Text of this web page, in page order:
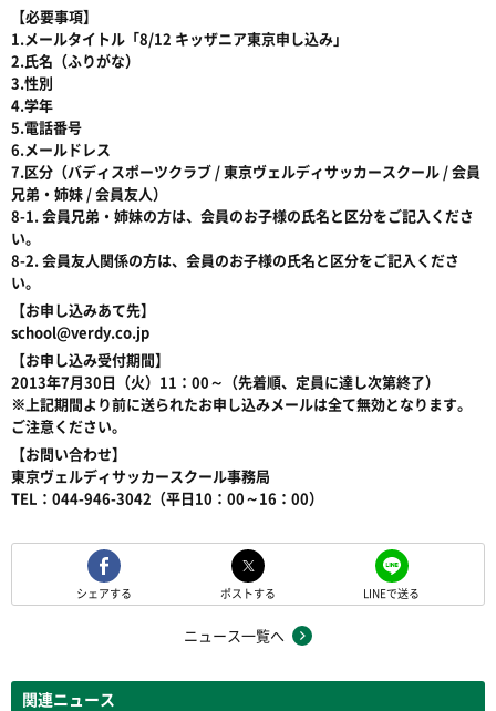
【必要事項】
1.メールタイトル「8/12 キッザニア東京申し込み」
2.氏名（ふりがな）
3.性別
4.学年
5.電話番号
6.メールドレス
7.区分（バディスポーツクラブ / 東京ヴェルディサッカースクール / 会員
兄弟・姉妹 / 会員友人）
8-1. 会員兄弟・姉妹の方は、会員のお子様の氏名と区分をご記入くださ
い。
8-2. 会員友人関係の方は、会員のお子様の氏名と区分をご記入くださ
い。
【お申し込みあて先】
school@verdy.co.jp
【お申し込み受付期間】
2013年7月30日（火）11：00～（先着順、定員に達し次第終了）
※上記期間より前に送られたお申し込みメールは全て無効となります。
ご注意ください。
【お問い合わせ】
東京ヴェルディサッカースクール事務局
TEL：044-946-3042（平日10：00～16：00）
シェアする ポストする LINEで送る
ニュース一覧へ
関連ニュース